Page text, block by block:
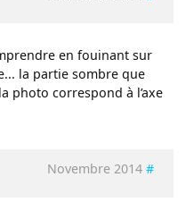
en fouinant sur
la partie sombre que
photo correspond à l’axe
Novembre 2014 #